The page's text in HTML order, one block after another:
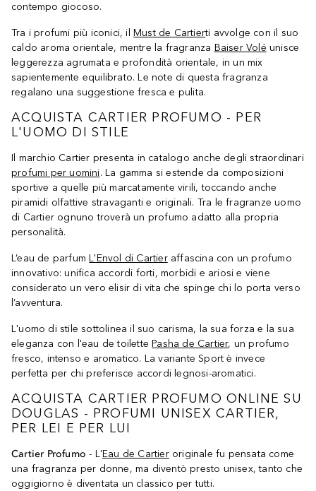
contempo giocoso.
Tra i profumi più iconici, il Must de Cartierti avvolge con il suo
caldo aroma orientale, mentre la fragranza Baiser Volé unisce
leggerezza agrumata e profondità orientale, in un mix
sapientemente equilibrato. Le note di questa fragranza
regalano una suggestione fresca e pulita.
ACQUISTA CARTIER PROFUMO - PER
L'UOMO DI STILE
Il marchio Cartier presenta in catalogo anche degli straordinari
profumi per uomini. La gamma si estende da composizioni
sportive a quelle più marcatamente virili, toccando anche
piramidi olfattive stravaganti e originali. Tra le fragranze uomo
di Cartier ognuno troverà un profumo adatto alla propria
personalità.
L’eau de parfumL'Envol di Cartieraffascina con un profumo
innovativo: unifica accordi forti, morbidi e ariosi e viene
considerato un vero elisir di vita che spinge chi lo porta verso
l’avventura.
L'uomo di stile sottolinea il suo carisma, la sua forza e la sua
eleganza con l'eau de toilettePasha de Cartier, un profumo
fresco, intenso e aromatico. La variante Sport è invece
perfetta per chi preferisce accordi legnosi-aromatici.
ACQUISTA CARTIER PROFUMO ONLINE SU
DOUGLAS - PROFUMI UNISEX CARTIER,
PER LEI E PER LUI
Cartier Profumo - L'Eau de Cartieroriginale fu pensata come
una fragranza per donne, ma diventò presto unisex, tanto che
oggigiorno è diventata un classico per tutti.